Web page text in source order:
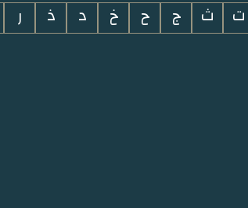
ت ث ج ح خ د ذ ر